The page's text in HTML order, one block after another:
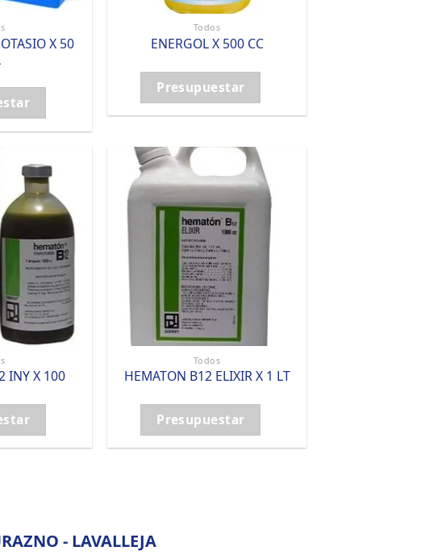
X 50
Todos
ENERGOL X 500 CC
Presupuestar
INY X 100
Todos
HEMATON B12 ELIXIR X 1 LT
Presupuestar
- LAVALLEJA